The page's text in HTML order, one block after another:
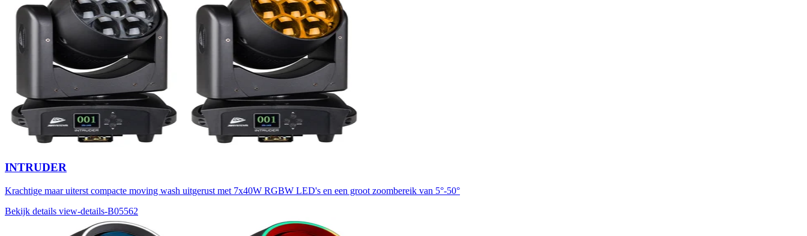
INTRUDER
Krachtige maar uiterst compacte moving wash uitgerust met 7x40W RGBW LED's en een groot zoombereik van 5°-50°
Bekijk details view-details-B05562